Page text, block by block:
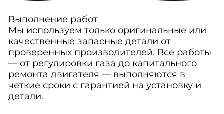
Выполнение работ
Мы используем только оригинальные или
качественные запасные детали от
проверенных производителей. Все работы
— от регулировки газа до капитального
ремонта двигателя — выполняются в
четкие сроки с гарантией на установку и
детали.